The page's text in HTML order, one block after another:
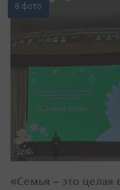
8 фото
«Семья – это целая